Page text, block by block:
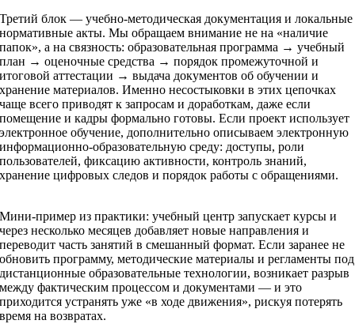
Третий блок — учебно-методическая документация и локальные
нормативные акты. Мы обращаем внимание не на «наличие
папок», а на связность: образовательная программа → учебный
план → оценочные средства → порядок промежуточной и
итоговой аттестации → выдача документов об обучении и
хранение материалов. Именно несостыковки в этих цепочках
чаще всего приводят к запросам и доработкам, даже если
помещение и кадры формально готовы. Если проект использует
электронное обучение, дополнительно описываем электронную
информационно-образовательную среду: доступы, роли
пользователей, фиксацию активности, контроль знаний,
хранение цифровых следов и порядок работы с обращениями.
Мини-пример из практики: учебный центр запускает курсы и
через несколько месяцев добавляет новые направления и
переводит часть занятий в смешанный формат. Если заранее не
обновить программу, методические материалы и регламенты под
дистанционные образовательные технологии, возникает разрыв
между фактическим процессом и документами — и это
приходится устранять уже «в ходе движения», рискуя потерять
время на возвратах.